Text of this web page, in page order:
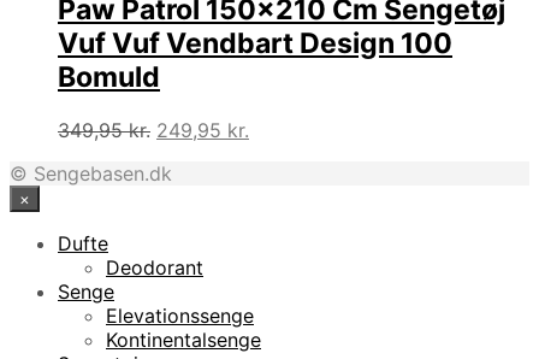
Paw Patrol 150×210 Cm Sengetøj
Vuf Vuf Vendbart Design 100
Bomuld
349,95kr. Den
pris
249,95 kr.
© Sengebasen.dk
×
Dufte
Deodorant
Senge
Elevationssenge
Kontinentalsenge